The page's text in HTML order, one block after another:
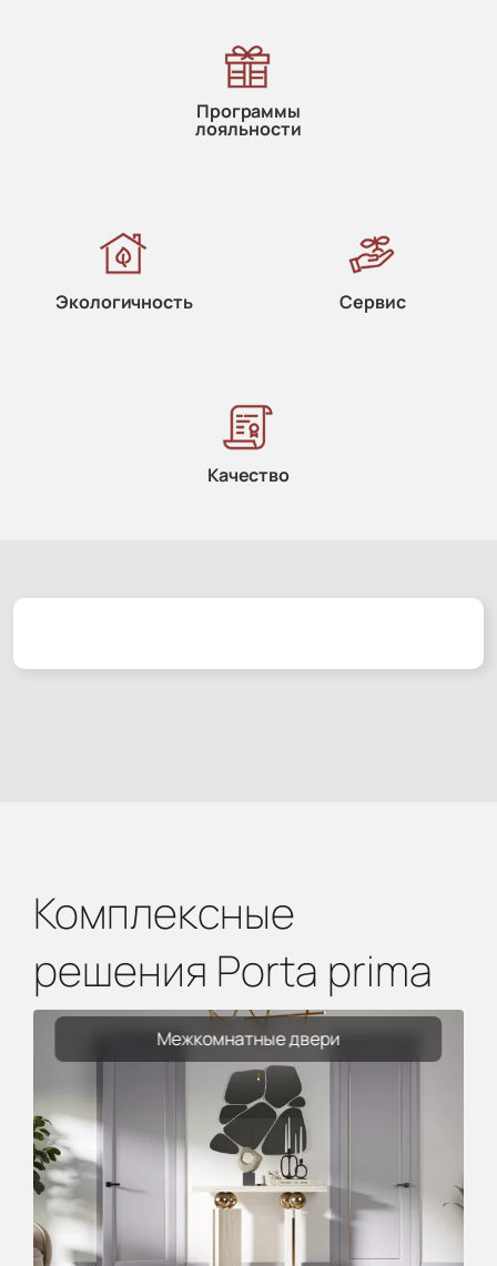
Программы
лояльности
Экологичность Сервис
Качество
Комплексные
решения Porta prima
Межкомнатные двери